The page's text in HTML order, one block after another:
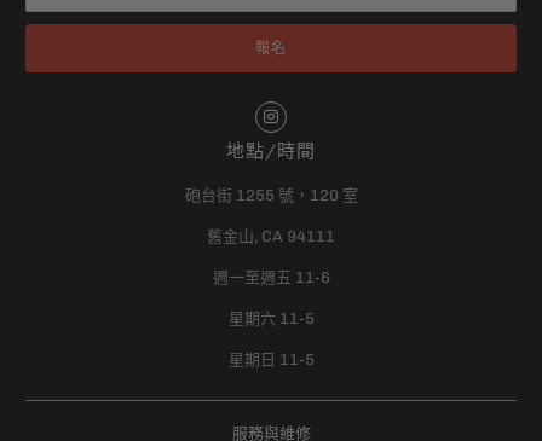
地點/時間
砲台街 1255 號，120 室
舊金山, CA 94111
週一至週五 11-6
星期六 11-5
星期日 11-5
服務與維修